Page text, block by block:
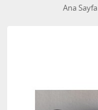
Ana Sayfa